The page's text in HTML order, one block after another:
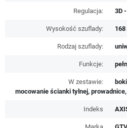
Regulacja: 3D
Wysokość szuflady:
Rodzaj szuflady:
Funkcje:
W zestawie:
mocowanie ścianki tylnej,
Indeks